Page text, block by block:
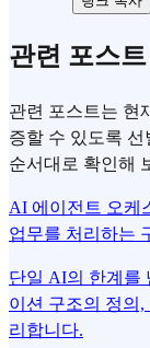
관련 포스트
관련 포스트는 현
증할 수 있도록
순서대로 확인해
AI 에이전트 오케
업무를 처리하는
단일 AI의 한계를
이션 구조의 정의
리합니다.